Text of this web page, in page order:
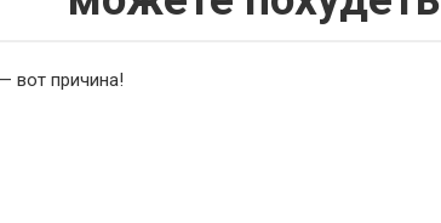
вот причина!